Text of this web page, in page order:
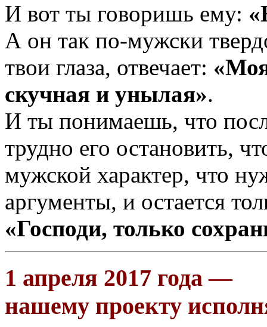
И вот ты говоришь ему:
А он так по-мужски
твои глаза, отвечает:
скучная и унылая».
И ты понимаешь, что
трудно его остановить,
мужской характер, что
аргументы, и остается
«Господи, только
1 апреля 2017 года —
нашему проекту